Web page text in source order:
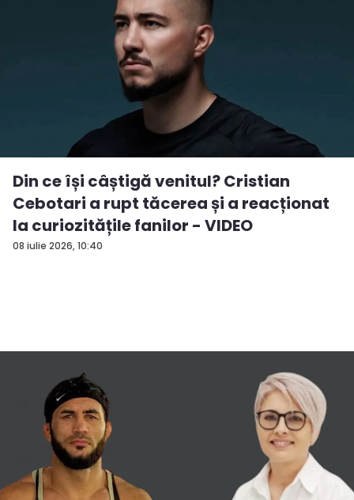
08 iulie 2026, 10:40
Din ce își câștigă venitul? Cristian
Cebotari a rupt tăcerea și a reacționat
la curiozitățile fanilor - VIDEO